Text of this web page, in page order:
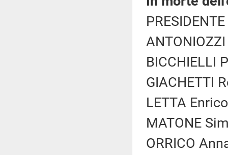
BICCHIELLI
GIACHETTI
LETTA
MATONE
ORRICO